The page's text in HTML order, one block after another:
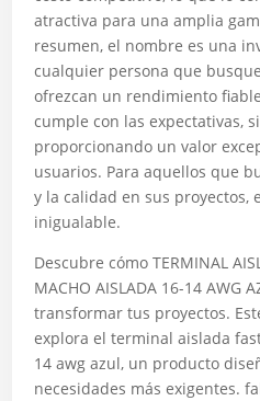
atractiva para una amplia
resumen, el nombre es una
cualquier persona que
ofrezcan un rendimiento
cumple con las expectativas,
proporcionando un valor
usuarios. Para aquellos que
y la calidad en sus proyectos,
inigualable.
Descubre cómo TERMINAL
MACHO AISLADA 16-14 AWG
transformar tus proyectos.
explora el terminal aislada
14 awg azul, un producto
necesidades más exigentes.